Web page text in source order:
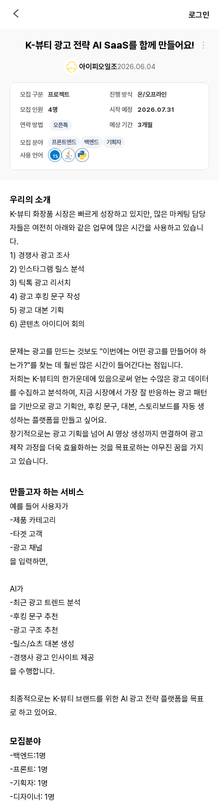
로그인
K-뷰티 광고 전략 AI SaaS를 함께 만들어요!
아이피오일조2026.06.04
모집 구분 프로젝트 진행 방식 온/오프라인
모집 인원 4명 시작 예정 2026.07.31
연락 방법 오픈톡 예상 기간 3개월
모집 분야 프론트엔드 백엔드 기획자
사용 언어
우리의 소개
K-뷰티 화장품 시장은 빠르게 성장하고 있지만, 많은 마케팅 담당
자들은 여전히 아래와 같은 업무에 많은 시간을 사용하고 있습니
다.
1) 경쟁사 광고 조사
2) 인스타그램 릴스 분석
3) 틱톡 광고 리서치
4) 광고 후킹 문구 작성
5) 광고 대본 기획
6) 콘텐츠 아이디어 회의
문제는 광고를 만드는 것보도 "이번에는 어떤 광고를 만들어야 하
는가?"를 찾는 데 훨씬 많은 시간이 들어간다는 점입니다.
저희는 K-뷰티의 한가운데에 있음으로써 얻는 수많은 광고 데이터
를 수집하고 분석하여, 지금 시장에서 가장 잘 반응하는 광고 패턴
을 기반으로 광고 기획안, 후킹 문구, 대본, 스토리보드를 자동 생
성하는 플랫폼을 만들고 싶어요.
장기적으로는 광고 기획을 넘어 AI 영상 생성까지 연결하여 광고
제작 과정을 더욱 효율화하는 것을 목표로하는 야무진 꿈을 가지
고 있습니다.
만들고자 하는 서비스
예를 들어 사용자가
-제품 카테고리
-타겟 고객
-광고 채널
을 입력하면,
AI가
-최근 광고 트렌드 분석
-후킹 문구 추천
-광고 구조 추천
-릴스/쇼츠 대본 생성
-경쟁사 광고 인사이트 제공
을 수행합니다.
최종적으로는 K-뷰티 브랜드를 위한 AI 광고 전략 플랫폼을 목표
로 하고 있어요.
모집분야
-백엔드:1명
-프론트: 1명
-기획자: 1명
-디자이너: 1명